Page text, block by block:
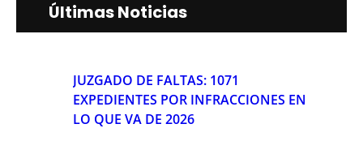
Últimas Noticias
JUZGADO DE FALTAS: 1071
EXPEDIENTES POR INFRACCIONES EN
LO QUE VA DE 2026